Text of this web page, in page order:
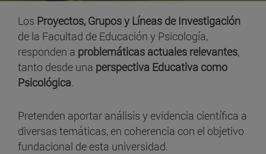
Los Proyectos, Grupos y Líneas de Investigación
de la Facultad de Educación y Psicología,
responden a problemáticas actuales relevantes,
tanto desde una perspectiva Educativa como
Psicológica.
Pretenden aportar análisis y evidencia científica a
diversas temáticas, en coherencia con el objetivo
fundacional de esta universidad.